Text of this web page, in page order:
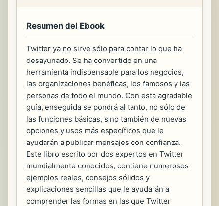
Resumen del Ebook
Twitter ya no sirve sólo para contar lo que ha
desayunado. Se ha convertido en una
herramienta indispensable para los negocios,
las organizaciones benéficas, los famosos y las
personas de todo el mundo. Con esta agradable
guía, enseguida se pondrá al tanto, no sólo de
las funciones básicas, sino también de nuevas
opciones y usos más específicos que le
ayudarán a publicar mensajes con confianza.
Este libro escrito por dos expertos en Twitter
mundialmente conocidos, contiene numerosos
ejemplos reales, consejos sólidos y
explicaciones sencillas que le ayudarán a
comprender las formas en las que Twitter